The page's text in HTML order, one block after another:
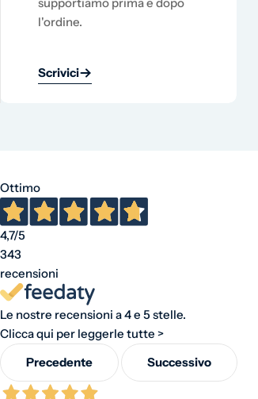
l'ordine.
Scrivici
Ottimo
4,7/5
343
recensioni
Le nostre recensioni a 4 e 5 stelle.
Clicca qui per leggerle tutte >
Precedente
Successivo